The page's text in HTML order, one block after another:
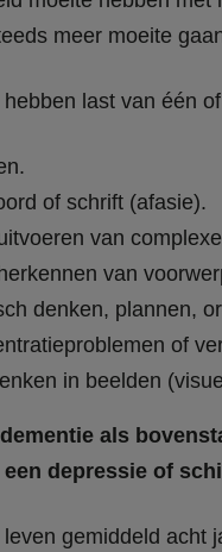
meer moeite
last van één
of schrift (afasie).
van
van
denken, plannen,
of
in beelden
als
depressie of
gemiddeld acht